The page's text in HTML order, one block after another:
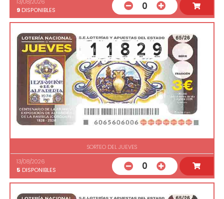
9 DISPONIBLES 0
SORTEO DEL JUEVES
13/08/2026
5 DISPONIBLES 0